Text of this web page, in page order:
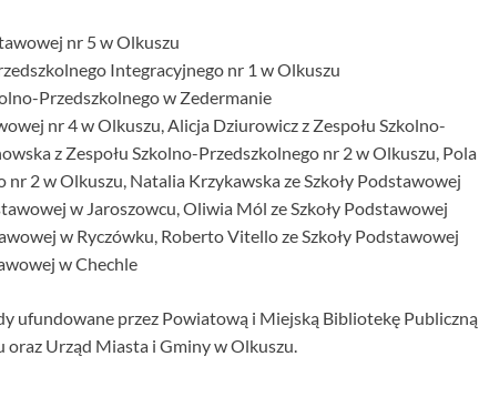
nr 5 w Olkuszu
Integracyjnego nr 1 w Olkuszu
Przedszkolnego w Zedermanie
nr 4 w Olkuszu, Alicja Dziurowicz z Zespołu Szkolno-
z Zespołu Szkolno-Przedszkolnego nr 2 w Olkuszu, Pola
2 w Olkuszu, Natalia Krzykawska ze Szkoły Podstawowej
w Jaroszowcu, Oliwia Mól ze Szkoły Podstawowej
w Ryczówku, Roberto Vitello ze Szkoły Podstawowej
w Chechle
ufundowane przez Powiatową i Miejską Bibliotekę Publiczną
Urząd Miasta i Gminy w Olkuszu.